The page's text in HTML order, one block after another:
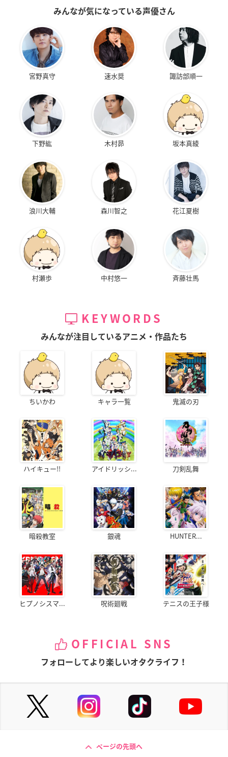
みんなが気になっている声優さん
宮野真守 速水奨 諏訪部順一
下野紘 木村昴 坂本真綾
浪川大輔 森川智之 花江夏樹
村瀬歩 中村悠一 斉藤壮馬
KEYWORDS
みんなが注目しているアニメ・作品たち
ちいかわ キャラ一覧 鬼滅の刃
ハイキュー!! アイドリッシ... 刀剣乱舞
暗殺教室 銀魂 HUNTER...
ヒプノシスマ... 呪術廻戦 テニスの王子様
OFFICIAL SNS
フォローしてより楽しいオタクライフ！
ページの先頭へ